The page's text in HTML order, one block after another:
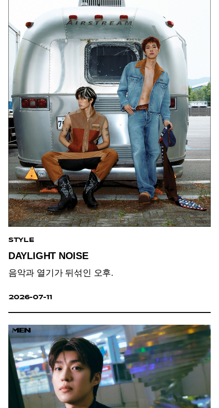
STYLE
DAYLIGHT NOISE
음악과 열기가 뒤섞인 오후.
2026-07-11